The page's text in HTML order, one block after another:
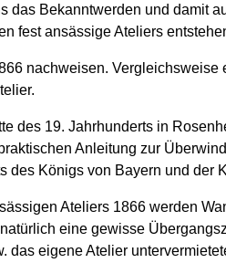
das Bekanntwerden und damit
fest ansässige Ateliers
nachweisen.
des 19. Jahrhunderts in
Anleitung zur
des Königs von Bayern und der
Ateliers 1866 werden
eine gewisse
das eigene Atelier